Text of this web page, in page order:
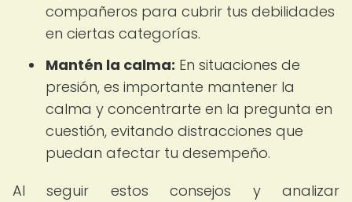
compañeros para cubrir tus debilidades
en ciertas categorías.
Mantén la calma: En situaciones de
presión, es importante mantener la
calma y concentrarte en la pregunta en
cuestión, evitando distracciones que
puedan afectar tu desempeño.
Al seguir estos consejos y analizar